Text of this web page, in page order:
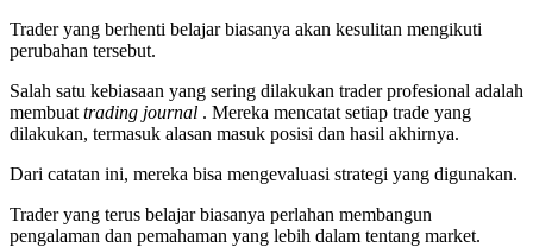
Trader yang berhenti belajar biasanya akan kesulitan mengikuti
perubahan tersebut.
Salah satu kebiasaan yang sering dilakukan trader profesional adalah
membuat trading journal . Mereka mencatat setiap trade yang
dilakukan, termasuk alasan masuk posisi dan hasil akhirnya.
Dari catatan ini, mereka bisa mengevaluasi strategi yang digunakan.
Trader yang terus belajar biasanya perlahan membangun
pengalaman dan pemahaman yang lebih dalam tentang market.